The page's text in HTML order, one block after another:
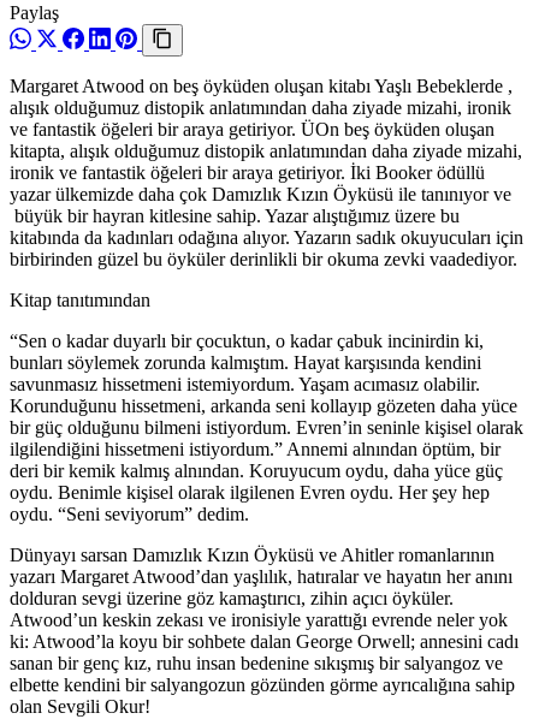
Paylaş
Margaret Atwood on beş öyküden oluşan kitabı Yaşlı Bebeklerde ,
alışık olduğumuz distopik anlatımından daha ziyade mizahi, ironik
ve fantastik öğeleri bir araya getiriyor. ÜOn beş öyküden oluşan
kitapta, alışık olduğumuz distopik anlatımından daha ziyade mizahi,
ironik ve fantastik öğeleri bir araya getiriyor. İki Booker ödüllü
yazar ülkemizde daha çok Damızlık Kızın Öyküsü ile tanınıyor ve
büyük bir hayran kitlesine sahip. Yazar alıştığımız üzere bu
kitabında da kadınları odağına alıyor. Yazarın sadık okuyucuları için
birbirinden güzel bu öyküler derinlikli bir okuma zevki vaadediyor.
Kitap tanıtımından
“Sen o kadar duyarlı bir çocuktun, o kadar çabuk incinirdin ki,
bunları söylemek zorunda kalmıştım. Hayat karşısında kendini
savunmasız hissetmeni istemiyordum. Yaşam acımasız olabilir.
Korunduğunu hissetmeni, arkanda seni kollayıp gözeten daha yüce
bir güç olduğunu bilmeni istiyordum. Evren’in seninle kişisel olarak
ilgilendiğini hissetmeni istiyordum.” Annemi alnından öptüm, bir
deri bir kemik kalmış alnından. Koruyucum oydu, daha yüce güç
oydu. Benimle kişisel olarak ilgilenen Evren oydu. Her şey hep
oydu. “Seni seviyorum” dedim.
Dünyayı sarsan Damızlık Kızın Öyküsü ve Ahitler romanlarının
yazarı Margaret Atwood’dan yaşlılık, hatıralar ve hayatın her anını
dolduran sevgi üzerine göz kamaştırıcı, zihin açıcı öyküler.
Atwood’un keskin zekası ve ironisiyle yarattığı evrende neler yok
ki: Atwood’la koyu bir sohbete dalan George Orwell; annesini cadı
sanan bir genç kız, ruhu insan bedenine sıkışmış bir salyangoz ve
elbette kendini bir salyangozun gözünden görme ayrıcalığına sahip
olan Sevgili Okur!